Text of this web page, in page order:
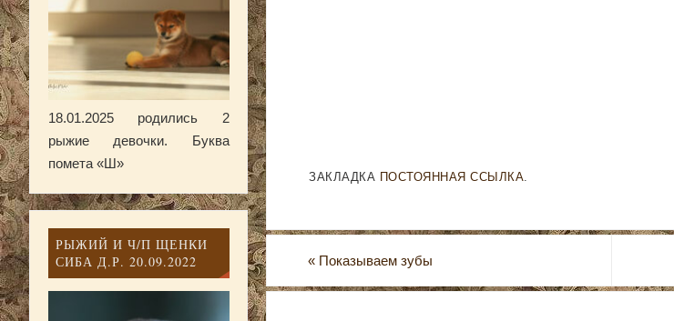
ЗАКЛАДКА ПОСТОЯННАЯ ССЫЛКА
« Показываем зубы
18.01.2025 родились 2
рыжие девочки. Буква
помета «Ш»
РЫЖИЙ И Ч/П ЩЕНКИ
СИБА Д.Р. 20.09.2022